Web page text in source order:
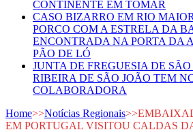
CONTINENTE EM TOMAR
CASO BIZARRO EM RIO
PORCO COM A ESTRELA DA
ENCONTRADA NA PORTA DA
PÃO DE LÓ
JUNTA DE FREGUESIA DE
RIBEIRA DE SÃO JOÃO TEM
COLABORADORA
Home>>Notícias Regionais>>
EM PORTUGAL VISITOU CALDAS